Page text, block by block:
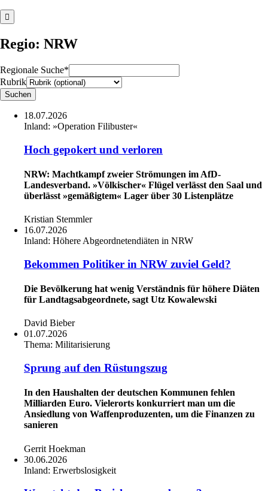
Regio: NRW
Regionale Suche*
Rubrik
18.07.2026
Inland: »Operation Filibuster«
Hoch gepokert und verloren
NRW: Machtkampf zweier Strömungen im AfD-
Landesverband. »Völkischer« Flügel verlässt den Saal und
überlässt »gemäßigtem« Lager über 30 Listenplätze
Kristian Stemmler
16.07.2026
Inland: Höhere Abgeordnetendiäten in NRW
Bekommen Politiker in NRW zuviel Geld?
Die Bevölkerung hat wenig Verständnis für höhere Diäten
für Landtagsabgeordnete, sagt Utz Kowalewski
David Bieber
01.07.2026
Thema: Militarisierung
Sprung auf den Rüstungszug
In den Haushalten der deutschen Kommunen fehlen
Milliarden Euro. Vielerorts konkurriert man um die
Ansiedlung von Waffenproduzenten, um die Finanzen zu
sanieren
Gerrit Hoekman
30.06.2026
Inland: Erwerbslosigkeit